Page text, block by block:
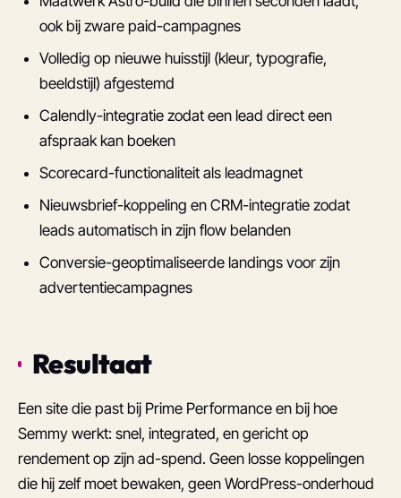
ook bij zware paid-campagnes
Volledig op nieuwe huisstijl (kleur, typografie,
beeldstijl) afgestemd
Calendly-integratie zodat een lead direct een
afspraak kan boeken
Scorecard-functionaliteit als leadmagnet
Nieuwsbrief-koppeling en CRM-integratie zodat
leads automatisch in zijn flow belanden
Conversie-geoptimaliseerde landings voor zijn
advertentiecampagnes
Resultaat
Een site die past bij Prime Performance en bij hoe
Semmy werkt: snel, integrated, en gericht op
rendement op zijn ad-spend. Geen losse koppelingen
die hij zelf moet bewaken, geen WordPress-onderhoud